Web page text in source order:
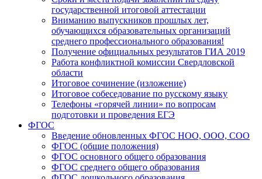
государственной итоговой аттестации
Вниманию выпускников прошлых лет,
обучающихся образовательных организаций
среднего профессионального образования!
Получение официальных результатов ГИА 2019
Работа конфликтной комиссии Свердловской
области
Итоговое сочинение (изложение)
Итоговое собеседование по русскому языку
Телефоны «горячей линии» по вопросам
подготовки и проведения ЕГЭ
ФГОС
Введение обновленных ФГОС НОО, ООО, СОО
ФГОС (общие положения)
ФГОС основного общего образования
ФГОС среднего общего образования